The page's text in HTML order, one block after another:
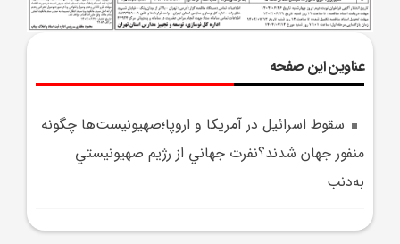
عناوین این صفحه
سقوط اسرائيل در آمريکا و اروپا؛صهيونيست‌ها چگونه
منفور جهان شدند؟نفرت جهاني از رژيم صهيونيستي
به‌دنب